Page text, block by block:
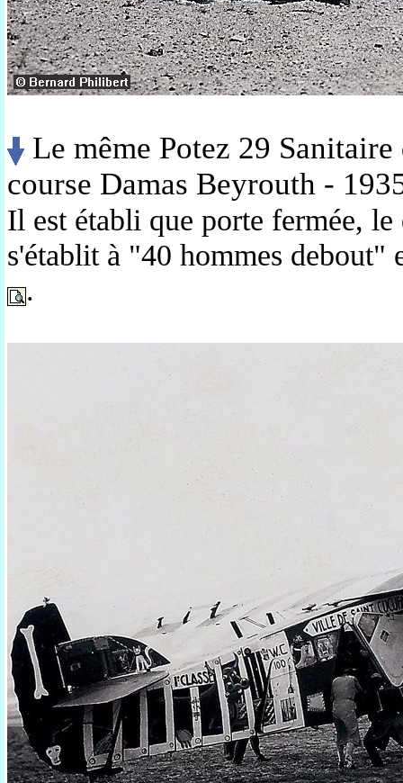
Le même Potez 29
course Damas Beyrouth -
Il est établi que porte fermée, le
s'établit à "40 hommes debout"
.